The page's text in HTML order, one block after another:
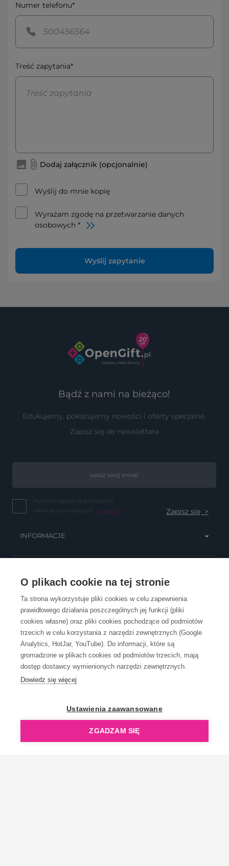
O plikach cookie na tej stronie
Ta strona wykorzystuje pliki cookies w celu zapewnienia
prawidłowego działania poszczególnych jej funkcji (pliki
cookies własne) oraz pliki cookies pochodzące od podmiotów
trzecich w celu korzystania z narzędzi zewnętrznych (Google
Analytics, HotJar, YouTube). Do informacji, które są
gromadzone w plikach cookies od podmiotów trzecich, mają
dostęp dostawcy wymienionych narzędzi zewnętrznych.
Dowiedz się więcej
Ustawienia zaawansowane
ZGADZAM SIĘ
Numer telefonu*
Treść zapytania*
Dodaj załącznik (opcjonalnie)
Wyślij do mnie kopię
Wyrażam zgodę na przetwarzanie danych
osobowych *
Wyślij zapytanie
Bądź z nami na bieżąco!
Edukujemy, pokazujemy nowości i oferty specjalne.
Zapisz się do newslettera
Wyrażam zgodę na przesyłanie
informacji handlowych... (więcej)
INFORMACJE
OBSŁUGA KLIENTA
KONTAKT
OpenGift jest częścią ReflectGroup.